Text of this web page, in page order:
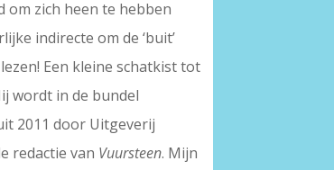
om zich heen te hebben
indirecte om de ‘buit’
Een kleine schatkist tot
wordt in de bundel
2011 door Uitgeverij
redactie van Vuursteen. Mijn